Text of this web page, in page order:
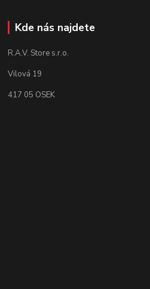
Kde nás najdete
R.A.V. Store s.r.o.
Vilová 19
417 05 OSEK